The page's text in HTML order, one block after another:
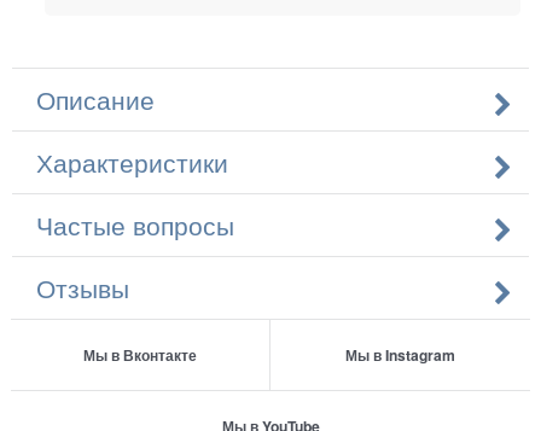
Описание
Характеристики
Частые вопросы
Отзывы
Мы в Вконтакте Мы в Instagram
Мы в YouTube